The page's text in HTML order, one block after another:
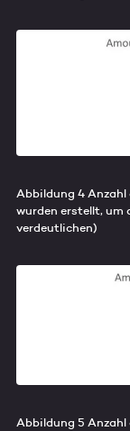
Abbildung 4 Anzahl
wurden erstellt, um
verdeutlichen)
Abbildung 5 Anzahl